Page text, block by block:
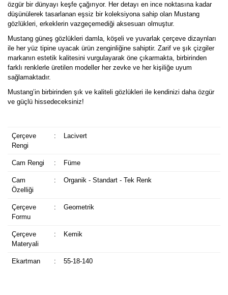
özgür bir dünyayı keşfe çağırıyor. Her detayı en ince noktasına kadar
düşünülerek tasarlanan eşsiz bir koleksiyona sahip olan Mustang
gözlükleri, erkeklerin vazgeçemediği aksesuarı olmuştur.
Mustang güneş gözlükleri damla, köşeli ve yuvarlak çerçeve dizaynları
ile her yüz tipine uyacak ürün zenginliğine sahiptir. Zarif ve şık çizgiler
markanın estetik kalitesini vurgulayarak öne çıkarmakta, birbirinden
farklı renklerle üretilen modeller her zevke ve her kişiliğe uyum
sağlamaktadır.
Mustang’in birbirinden şık ve kaliteli gözlükleri ile kendinizi daha özgür
ve güçlü hissedeceksiniz!
Çerçeve
Rengi
: Lacivert
Cam Rengi : Füme
Cam
Özelliği
: Organik - Standart - Tek Renk
Çerçeve
Formu
: Geometrik
Çerçeve
Materyali
: Kemik
Ekartman : 55-18-140